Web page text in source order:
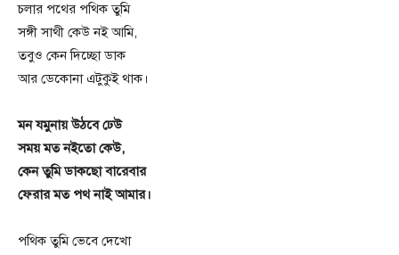
চলার পথের পথিক তুমি
সঙ্গী সাথী কেউ নই আমি,
তবুও কেন দিচ্ছো ডাক
আর ডেকোনা এটুকুই থাক।
মন যমুনায় উঠবে ঢেউ
সময় মত নইতো কেউ,
কেন তুমি ডাকছো বারেবার
ফেরার মত পথ নাই আমার।
পথিক তুমি ভেবে দেখো